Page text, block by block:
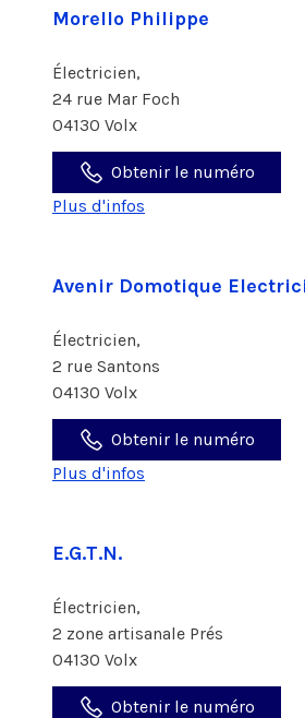
Morello Philippe
Électricien,
24 rue Mar Foch
04130 Volx
Obtenir le numéro
Plus d'infos
Avenir Domotique
Électricien,
2 rue Santons
04130 Volx
Obtenir le numéro
Plus d'infos
E.G.T.N.
Électricien,
2 zone artisanale Prés
04130 Volx
Obtenir le numéro